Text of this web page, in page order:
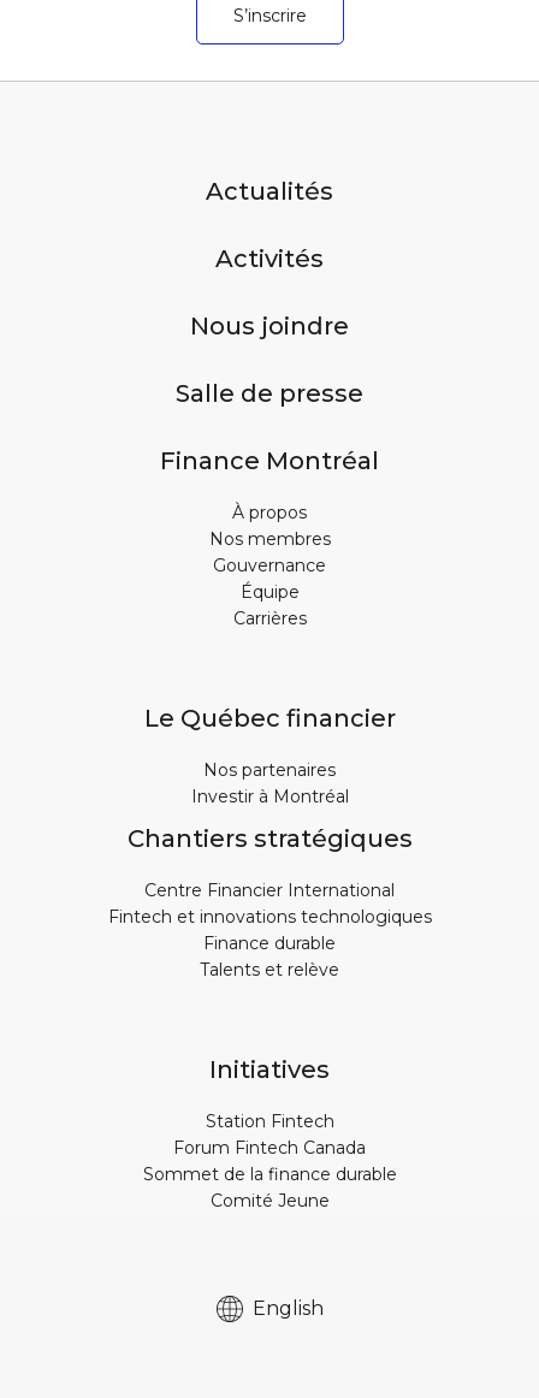
S’inscrire
Actualités
Activités
Nous joindre
Salle de presse
Finance Montréal
À propos
Nos membres
Gouvernance
Équipe
Carrières
Le Québec financier
Nos partenaires
Investir à Montréal
Chantiers stratégiques
Centre Financier International
Fintech et innovations technologiques
Finance durable
Talents et relève
Initiatives
Station Fintech
Forum Fintech Canada
Sommet de la finance durable
Comité Jeune
English